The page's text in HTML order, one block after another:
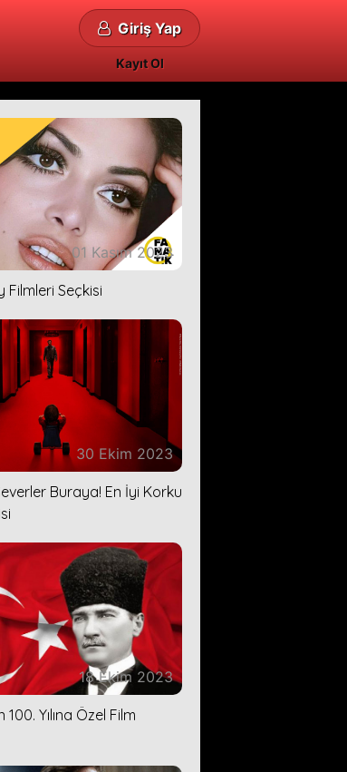
Giriş Yap
Kayıt Ol
01 Kasım 2023
Filmleri Seçkisi
30 Ekim 2023
Buraya! En İyi Korku
18 Ekim 2023
Yılına Özel Film